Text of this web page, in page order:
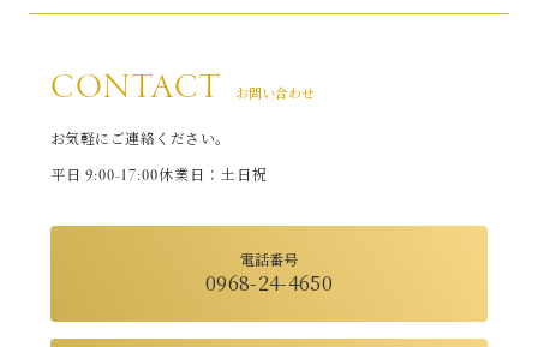
CONTACT お問い合わせ
お気軽にご連絡ください。
平日 9:00-17:00休業日：土日祝
電話番号
0968-24-4650